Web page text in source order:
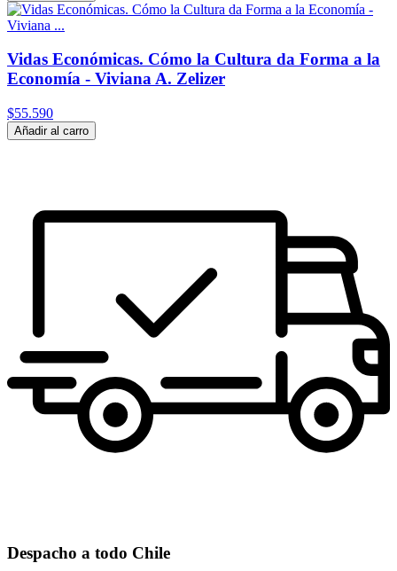
Vidas Económicas. Cómo la Cultura da Forma a la
Economía - Viviana A. Zelizer
$55.590
Añadir al carro
Despacho a todo Chile